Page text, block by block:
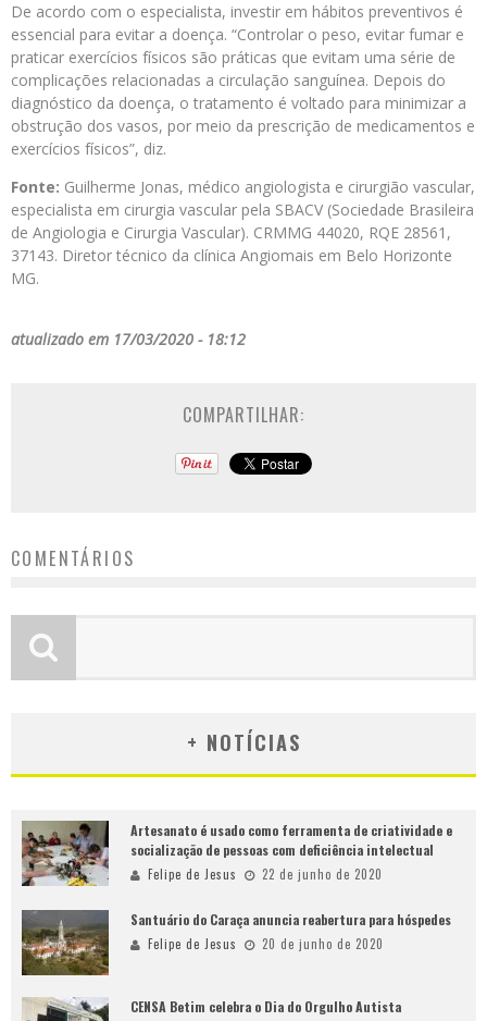
De acordo com o especialista, investir em hábitos preventivos é
essencial para evitar a doença. “Controlar o peso, evitar fumar e
praticar exercícios físicos são práticas que evitam uma série de
complicações relacionadas a circulação sanguínea. Depois do
diagnóstico da doença, o tratamento é voltado para minimizar a
obstrução dos vasos, por meio da prescrição de medicamentos e
exercícios físicos”, diz.
Fonte: Guilherme Jonas, médico angiologista e cirurgião vascular,
especialista em cirurgia vascular pela SBACV (Sociedade Brasileira
de Angiologia e Cirurgia Vascular). CRMMG 44020, RQE 28561,
37143. Diretor técnico da clínica Angiomais em Belo Horizonte
MG.
atualizado em 17/03/2020 - 18:12
COMPARTILHAR:
COMENTÁRIOS
+ NOTÍCIAS
Artesanato é usado como ferramenta de criatividade e
socialização de pessoas com deficiência intelectual
Felipe de Jesus 22 de junho de 2020
Santuário do Caraça anuncia reabertura para hóspedes
Felipe de Jesus 20 de junho de 2020
CENSA Betim celebra o Dia do Orgulho Autista